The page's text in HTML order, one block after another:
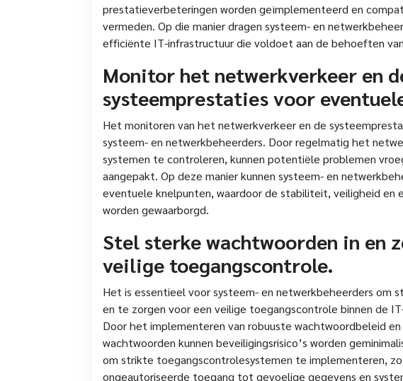
prestatieverbeteringen worden geïmplementeerd en
vermeden. Op die manier dragen systeem- en
efficiënte IT-infrastructuur die voldoet aan de behoeften
Monitor het netwerkverkeer en
systeemprestaties voor
Het monitoren van het netwerkverkeer en de
systeem- en netwerkbeheerders. Door regelmatig het
systemen te controleren, kunnen potentiële problemen
aangepakt. Op deze manier kunnen systeem- en
eventuele knelpunten, waardoor de stabiliteit, veiligheid en
worden gewaarborgd.
Stel sterke wachtwoorden in en
veilige toegangscontrole.
Het is essentieel voor systeem- en netwerkbeheerders om
en te zorgen voor een veilige toegangscontrole binnen de
Door het implementeren van robuuste wachtwoordbeleid
wachtwoorden kunnen beveiligingsrisico’s worden
om strikte toegangscontrolesystemen te implementeren,
ongeautoriseerde toegang tot gevoelige gegevens en